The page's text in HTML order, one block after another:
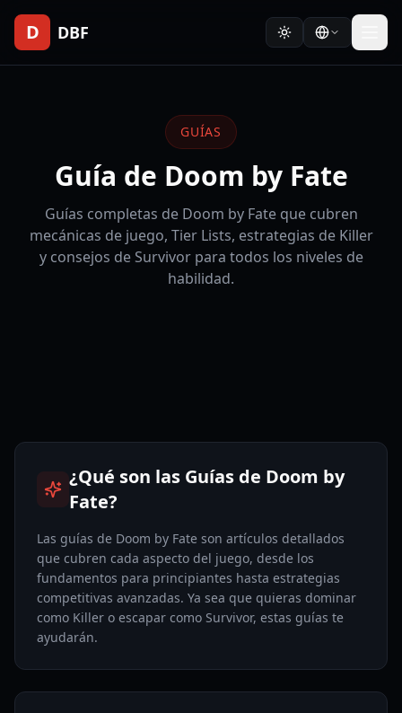
D DBF
GUÍAS
Guía de Doom by Fate
Guías completas de Doom by Fate que cubren
mecánicas de juego, Tier Lists, estrategias de Killer
y consejos de Survivor para todos los niveles de
habilidad.
¿Qué son las Guías de Doom by
Fate?
Las guías de Doom by Fate son artículos detallados
que cubren cada aspecto del juego, desde los
fundamentos para principiantes hasta estrategias
competitivas avanzadas. Ya sea que quieras dominar
como Killer o escapar como Survivor, estas guías te
ayudarán.